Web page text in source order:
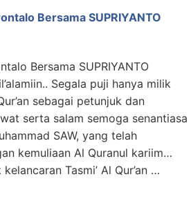
Bersama SUPRIYANTO
Bersama SUPRIYANTO
Segala puji hanya milik
sebagai petunjuk dan
serta salam semoga senantiasa
SAW, yang telah
kemuliaan Al Quranul kariim…
Tasmi’ Al Qur’an …